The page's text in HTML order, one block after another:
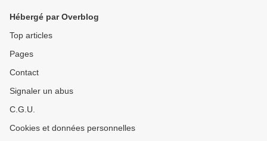
Hébergé par Overblog
Top articles
Pages
Contact
Signaler un abus
C.G.U.
Cookies et données personnelles